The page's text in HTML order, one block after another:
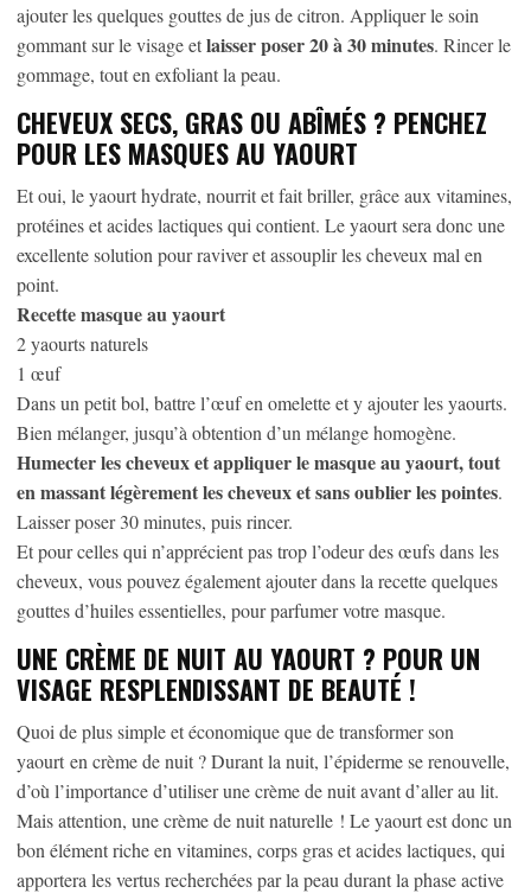
ajouter les quelques gouttes de jus de citron. Appliquer le soin
gommant sur le visage etlaisser poser 20 à 30 minutes. Rincer le
gommage, tout en exfoliant la peau.
CHEVEUX SECS, GRAS OU ABÎMÉS ? PENCHEZ
POUR LES MASQUES AU YAOURT
Et oui, le yaourt hydrate, nourrit et fait briller, grâce aux vitamines,
protéines et acides lactiques qui contient. Le yaourt sera donc une
excellente solution pour raviver et assouplir les cheveux mal en
point.
Recette masque au yaourt
2 yaourts naturels
1 œuf
Dans un petit bol, battre l’œuf en omelette et y ajouter les yaourts.
Bien mélanger, jusqu’à obtention d’un mélange homogène.
Humecter les cheveux et appliquer le masque au yaourt, tout
en massant légèrement les cheveux et sans oublier les pointes.
Laisser poser 30 minutes, puis rincer.
Et pour celles qui n’apprécient pas trop l’odeur des œufs dans les
cheveux, vous pouvez également ajouter dans la recette quelques
gouttes d’huiles essentielles, pour parfumer votre masque.
UNE CRÈME DE NUIT AU YAOURT ? POUR UN
VISAGE RESPLENDISSANT DE BEAUTÉ !
Quoi de plus simple et économique que de transformer son
yaourt en crème de nuit ? Durant la nuit, l’épiderme se renouvelle,
d’où l’importance d’utiliser une crème de nuit avant d’aller au lit.
Mais attention, une crème de nuit naturelle ! Le yaourt est donc un
bon élément riche en vitamines, corps gras et acides lactiques, qui
apportera les vertus recherchées par la peau durant la phase active